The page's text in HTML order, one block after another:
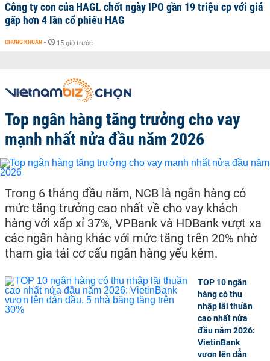
Công ty con của HAGL chốt ngày IPO gần 19 triệu cp với giá
gấp hơn 4 lần cổ phiếu HAG
CHỨNG KHOÁN - 15 giờ trước
Top ngân hàng tăng trưởng cho vay
mạnh nhất nửa đầu năm 2026
Trong 6 tháng đầu năm, NCB là ngân hàng có
mức tăng trưởng cao nhất về cho vay khách
hàng với xấp xỉ 37%, VPBank và HDBank vượt xa
các ngân hàng khác với mức tăng trên 20% nhờ
tham gia tái cơ cấu ngân hàng yếu kém.
TOP 10 ngân
hàng có thu
nhập lãi thuần
cao nhất nửa
đầu năm 2026:
VietinBank
vươn lên dẫn